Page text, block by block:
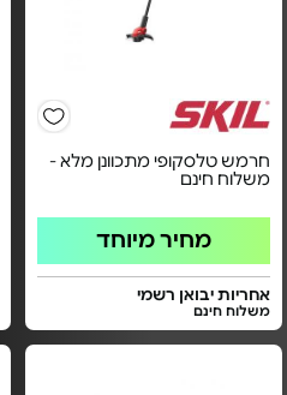
חרמש טלסקופי מתכוונן מלא -
משלוח חינם
מחיר מיוחד
אחריות יבואן רשמי
משלוח חינם